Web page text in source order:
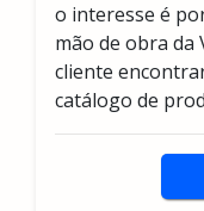
o interesse é
mão de obra da
cliente
catálogo de